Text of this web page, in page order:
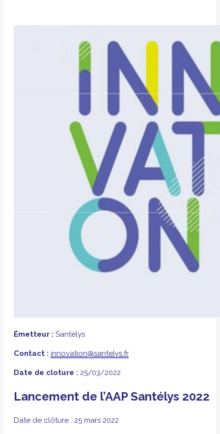
Émetteur : Santélys
Contact : innovation@santelys.fr
Date de cloture : 25/03/2022
Lancement de l’AAP Santélys 2022
Date de clôture : 25 mars 2022